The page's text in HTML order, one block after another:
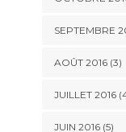
SEPTEMBRE
AOÛT 2016(3)
JUILLET 2016
JUIN 2016(5)